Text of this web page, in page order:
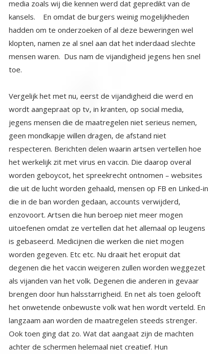
toe.
Vergelijk het met nu, eerst de vijandigheid die werd en
wordt aangepraat op tv, in kranten, op social media,
jegens mensen die de maatregelen niet serieus nemen,
geen mondkapje willen dragen, de afstand niet
respecteren. Berichten delen waarin artsen vertellen hoe
het werkelijk zit met virus en vaccin. Die daarop overal
worden geboycot, het spreekrecht ontnomen – websites
die uit de lucht worden gehaald, mensen op FB en Linked-in
die in de ban worden gedaan, accounts verwijderd,
enzovoort. Artsen die hun beroep niet meer mogen
uitoefenen omdat ze vertellen dat het allemaal op leugens
is gebaseerd. Medicijnen die werken die niet mogen
worden gegeven. Etc etc. Nu draait het eropuit dat
degenen die het vaccin weigeren zullen worden weggezet
als vijanden van het volk. Degenen die anderen in gevaar
brengen door hun halsstarrigheid. En net als toen gelooft
het onwetende onbewuste volk wat hen wordt verteld. En
langzaam aan worden de maatregelen steeds strenger.
Ook toen ging dat zo. Wat dat aangaat zijn de machten
achter de schermen helemaal niet creatief. Hun
eeuwenoude methoden opgeleukt met wat technologie